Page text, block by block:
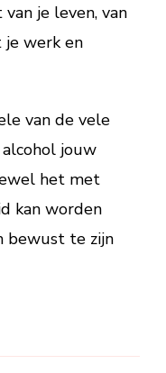
je leven, van
je werk en
van de vele
jouw
het met
kan worden
bewust te zijn